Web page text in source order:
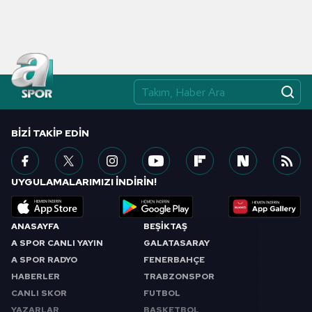
ANASAYFA
A SPOR CANLI YAYIN
A SPOR RADYO
HABERLER
CANLI SKOR
BEŞİKTAŞ
GALATASARAY
FENERBAHÇE
TRABZONSPOR
FUTBOL
BIZI TAKIP EDIN
UYGULAMALARIMIZI İNDİRİN!